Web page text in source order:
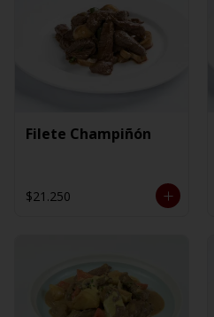
Filete Champiñón
$21.250